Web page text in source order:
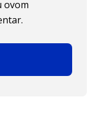
ovom